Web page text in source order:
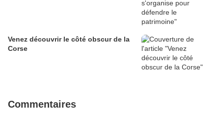
Venez découvrir le côté obscur de la
Corse
Commentaires